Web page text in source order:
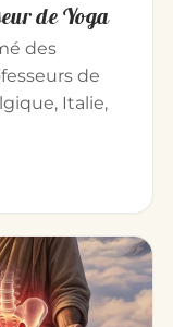
de Yoga
des
de
Italie,